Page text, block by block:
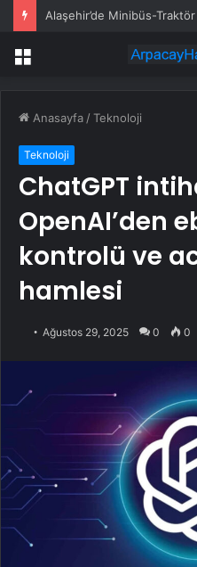
Alaşehir’de Minibüs-Traktör
Menü
Anasayfa /Teknoloji
Teknoloji
ChatGPT
OpenAI’den
kontrolü ve
hamlesi
Ağustos 29, 2025 0 0